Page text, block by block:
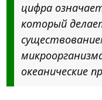
цифра
который
океанические